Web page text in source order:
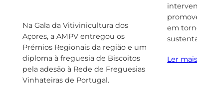
Na Gala da Vitivinicultura dos
Açores, a AMPV entregou os
Prémios Regionais da região e um
diploma à freguesia de Biscoitos
pela adesão à Rede de Freguesias
Vinhateiras de Portugal.
em
Ler